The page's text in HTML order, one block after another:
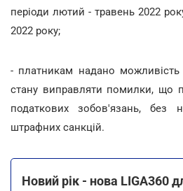
періоди лютий - травень 2022
2022 року;
- платникам надано можливість
стану виправляти помилки, що
податкових зобов'язань, без
штрафних санкцій.
Новий рік - нова LIGA360